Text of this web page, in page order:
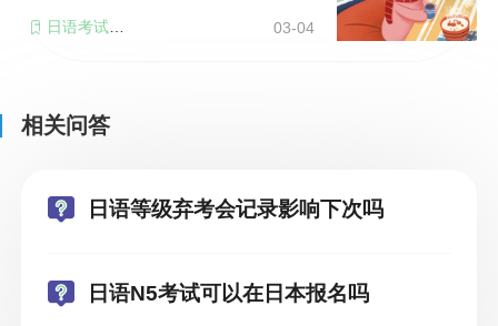
日语考试报名 03-04
相关问答
日语等级弃考会记录影响下次吗
日语N5考试可以在日本报名吗